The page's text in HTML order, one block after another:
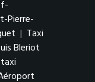
Pierre-
| Taxi
Bleriot